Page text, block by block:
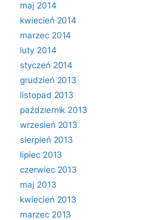
maj 2014
kwiecień 2014
marzec 2014
luty 2014
styczeń 2014
grudzień 2013
listopad 2013
październik 2013
wrzesień 2013
sierpień 2013
lipiec 2013
czerwiec 2013
maj 2013
kwiecień 2013
marzec 2013